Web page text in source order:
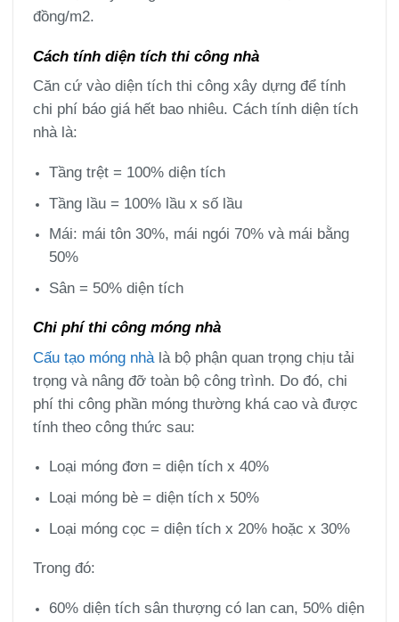
đồng/m2.
Cách tính diện tích thi công nhà
Căn cứ vào diện tích thi công xây dựng để tính
chi phí báo giá hết bao nhiêu. Cách tính diện tích
nhà là:
Tầng trệt = 100% diện tích
Tầng lầu = 100% lầu x số lầu
Mái: mái tôn 30%, mái ngói 70% và mái bằng
50%
Sân = 50% diện tích
Chi phí thi công móng nhà
Cấu tạo móng nhàlà bộ phận quan trọng chịu tải
trọng và nâng đỡ toàn bộ công trình. Do đó, chi
phí thi công phần móng thường khá cao và được
tính theo công thức sau:
Loại móng đơn = diện tích x 40%
Loại móng bè = diện tích x 50%
Loại móng cọc = diện tích x 20% hoặc x 30%
Trong đó:
60% diện tích sân thượng có lan can, 50% diện